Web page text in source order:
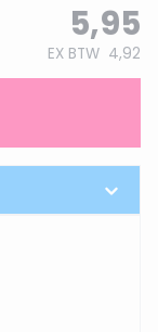
5,95
EX BTW 4,92